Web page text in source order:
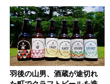
羽後の山男、酒蔵が途切れ